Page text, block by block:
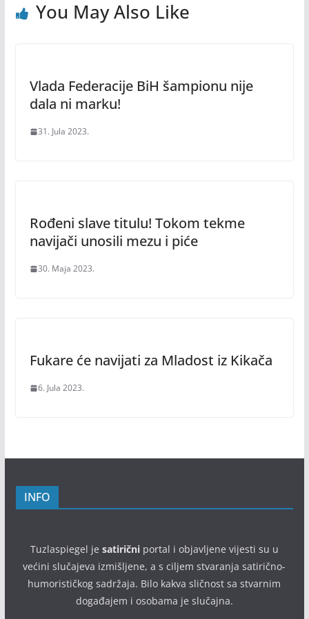
You May Also Like
Vlada Federacije BiH šampionu nije
dala ni marku!
31. Jula 2023.
Rođeni slave titulu! Tokom tekme
navijači unosili mezu i piće
30. Maja 2023.
Fukare će navijati za Mladost iz Kikača
6. Jula 2023.
INFO
Tuzlaspiegel je satiričniportal i objavljene vijesti su u
većini slučajeva izmišljene, a s ciljem stvaranja satirično-
humorističkog sadržaja. Bilo kakva sličnost sa stvarnim
događajem i osobama je slučajna.